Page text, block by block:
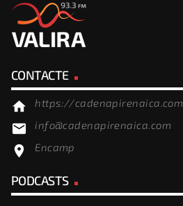
CONTACTE
home https://cadenapirenaica.com
email info@cadenapirenaica.com
location_on Encamp
PODCASTS